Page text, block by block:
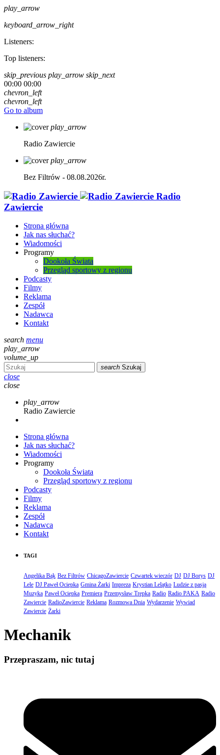
play_arrow
keyboard_arrow_right
Listeners:
Top listeners:
skip_previous play_arrow skip_next
00:00 00:00
chevron_left
chevron_left
Go to album
play_arrow
Radio Zawiercie
play_arrow
Bez Filtrów - 08.08.2026r.
Radio
Zawiercie
Strona główna
Jak nas słuchać?
Wiadomości
Programy
Dookoła Świata
Przegląd sportowy z regionu
Podcasty
Filmy
Reklama
Zespół
Nadawca
Kontakt
search menu
play_arrow
volume_up
search Szukaj
close
close
play_arrow
Radio Zawiercie
Strona główna
Jak nas słuchać?
Wiadomości
Programy
Dookoła Świata
Przegląd sportowy z regionu
Podcasty
Filmy
Reklama
Zespół
Nadawca
Kontakt
TAGI
Angelika Bąk Bez Filtrów ChicagoZawiercie Czwartek wieczór DJ DJ Borys DJ
Lele DJ Paweł Ociepka Gmina Żarki Impreza Krystian Lelątko Ludzie z pasją
Muzyka Paweł Ociepka Premiera Przemysław Trepka Radio Radio PAKA Radio
Zawiercie RadioZawiercie Reklama Rozmowa Dnia Wydarzenie Wywiad
Zawiercie Żarki
Mechanik
Przepraszam, nic tutaj